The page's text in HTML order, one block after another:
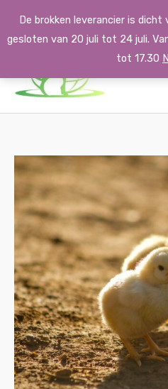
De brokken leverancier is dicht
gesloten van 20 juli tot 24 juli.
tot 17.30
de